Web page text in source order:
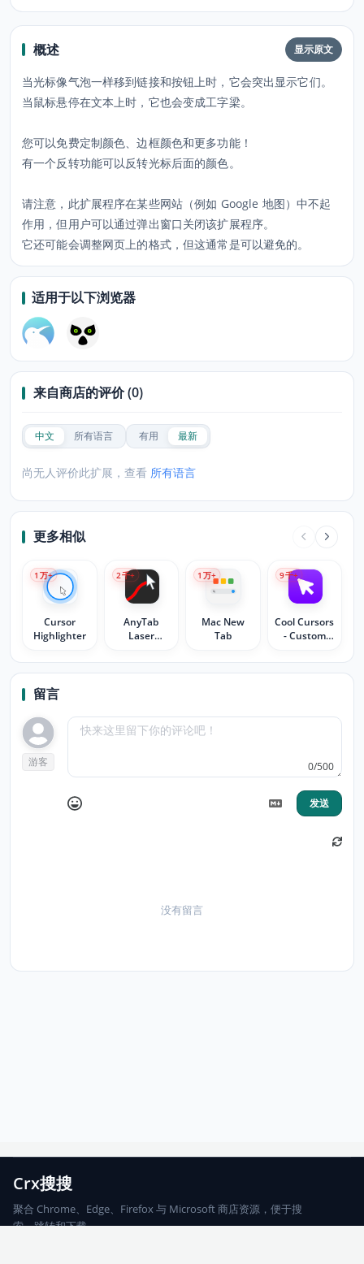
概述 显示原文
当光标像气泡一样移到链接和按钮上时，它会突出显示它们。
当鼠标悬停在文本上时，它也会变成工字梁。
您可以免费定制颜色、边框颜色和更多功能！
有一个反转功能可以反转光标后面的颜色。
请注意，此扩展程序在某些网站（例如 Google 地图）中不起
作用，但用户可以通过弹出窗口关闭该扩展程序。
它还可能会调整网页上的格式，但这通常是可以避免的。
适用于以下浏览器
来自商店的评价 (0)
中文 所有语言 有用 最新
尚无人评价此扩展，查看 所有语言
更多相似
Cursor
Highlighter
1 万+
AnyTab
Laser
2千+
Mac New
Tab
1 万+
Cool Cursors
- Custom
Chrome™
9千+
留言
游客 0/500
发送
没有留言
Crx搜搜
聚合 Chrome、Edge、Firefox 与 Microsoft 商店资源，便于搜
索、跳转和下载。